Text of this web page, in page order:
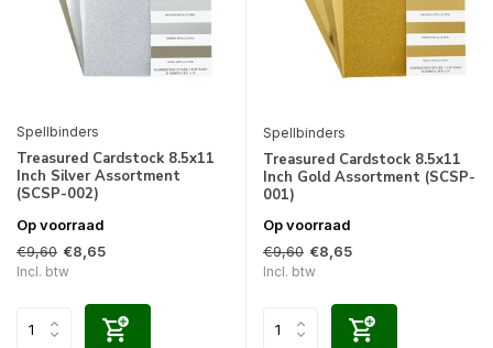
Spellbinders
Treasured Cardstock 8.5x11
Inch Silver Assortment
(SCSP-002)
Op voorraad
€9,60 €8,65
Incl. btw
Spellbinders
Treasured Cardstock 8.5x11
Inch Gold Assortment (SCSP-
001)
Op voorraad
€9,60 €8,65
Incl. btw